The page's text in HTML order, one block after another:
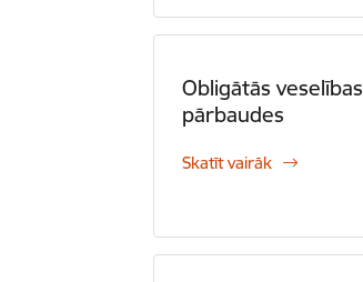
Obligātās veselības
pārbaudes
Skatīt vairāk